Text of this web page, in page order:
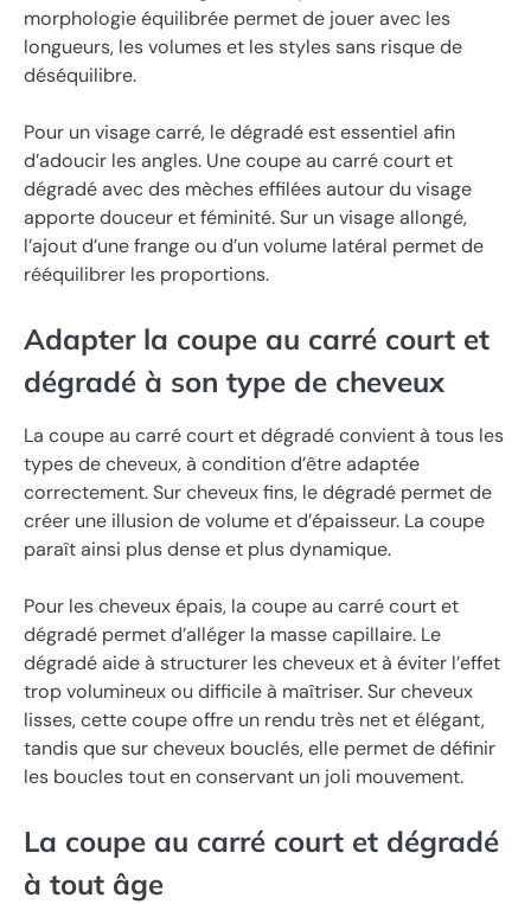
morphologie équilibrée permet de jouer avec les
longueurs, les volumes et les styles sans risque de
déséquilibre.
Pour un visage carré, le dégradé est essentiel afin
d’adoucir les angles. Une coupe au carré court et
dégradé avec des mèches effilées autour du visage
apporte douceur et féminité. Sur un visage allongé,
l’ajout d’une frange ou d’un volume latéral permet de
rééquilibrer les proportions.
Adapter la coupe au carré court et
dégradé à son type de cheveux
La coupe au carré court et dégradé convient à tous les
types de cheveux, à condition d’être adaptée
correctement. Sur cheveux fins, le dégradé permet de
créer une illusion de volume et d’épaisseur. La coupe
paraît ainsi plus dense et plus dynamique.
Pour les cheveux épais, la coupe au carré court et
dégradé permet d’alléger la masse capillaire. Le
dégradé aide à structurer les cheveux et à éviter l’effet
trop volumineux ou difficile à maîtriser. Sur cheveux
lisses, cette coupe offre un rendu très net et élégant,
tandis que sur cheveux bouclés, elle permet de définir
les boucles tout en conservant un joli mouvement.
La coupe au carré court et dégradé
à tout âge